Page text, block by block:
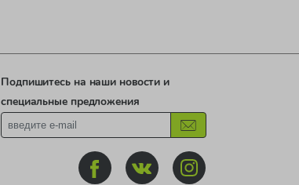
Подпишитесь на наши новости и
специальные предложения